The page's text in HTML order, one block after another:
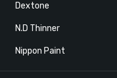
Dextone
N.D Thinner
Nippon Paint